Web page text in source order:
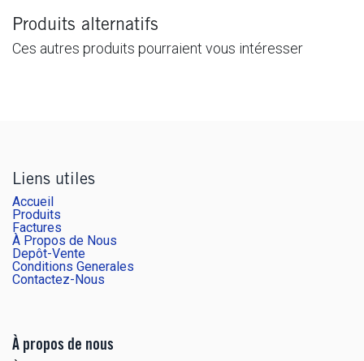
Produits alternatifs
Ces autres produits pourraient vous intéresser
Liens utiles
Accueil
Produits
Factures
À Propos de Nous
Depôt-Vente
Conditions Generales
Contactez-Nous
À propos de nous